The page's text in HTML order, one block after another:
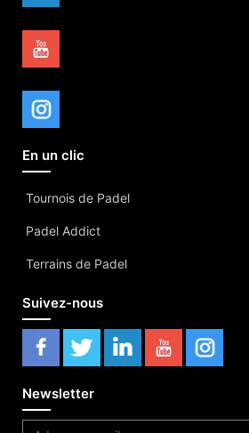
En un clic
Tournois de Padel
Padel Addict
Terrains de Padel
Suivez-nous
Newsletter